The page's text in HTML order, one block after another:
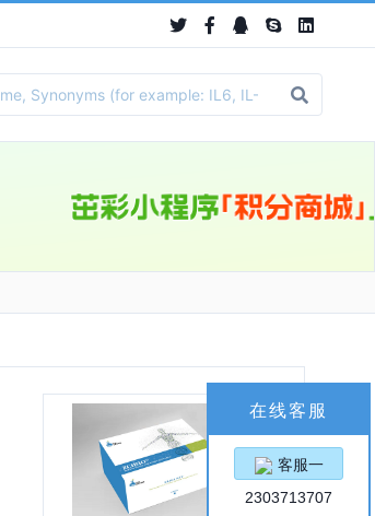
在线客服
客服一
2303713707